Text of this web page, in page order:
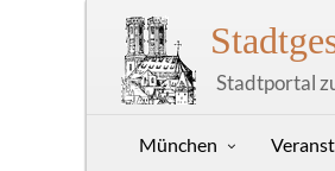
Stadtportal
München